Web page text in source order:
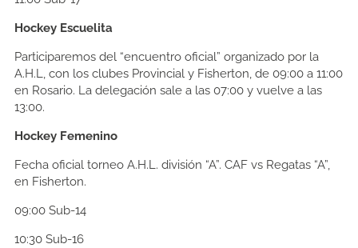
Hockey Escuelita
Participaremos del “encuentro oficial” organizado por la
A.H.L, con los clubes Provincial y Fisherton, de 09:00 a 11:00
en Rosario. La delegación sale a las 07:00 y vuelve a las
13:00.
Hockey Femenino
Fecha oficial torneo A.H.L. división “A”. CAF vs Regatas “A”,
en Fisherton.
09:00 Sub-14
10:30 Sub-16